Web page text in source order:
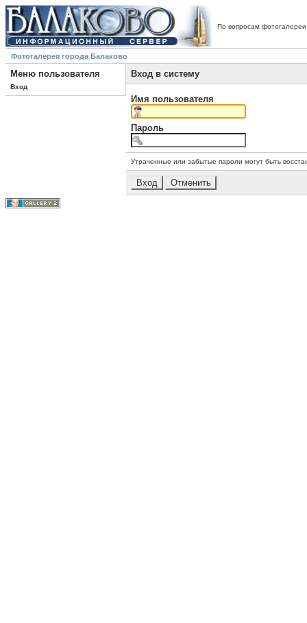
По вопросам
Фотогалерея города Балаково
Меню пользователя
Вход
Вход в систему
Имя пользователя
Пароль
Утраченные или забытые пароли могут быть